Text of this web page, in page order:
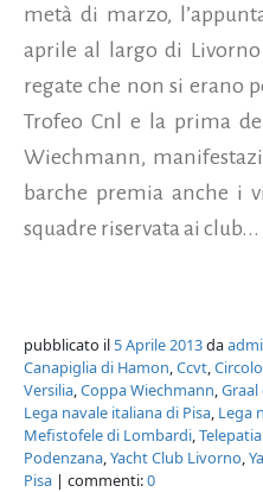
metà di marzo,
aprile al largo di
regate che non si erano
Trofeo Cnl e la prima
Wiechmann,
barche premia anche i
squadre riservata ai club...
pubblicato il 5 Aprile 2013da
Canapiglia di Hamon Ccvt
Versilia Coppa Wiechmann Graal
Lega navale italiana di Pisa Lega
Mefistofele di Lombardi
Podenzana Yacht Club Livorno
Pisa | commenti:0